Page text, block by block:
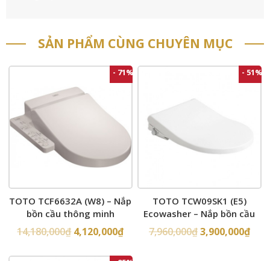
SẢN PHẨM CÙNG CHUYÊN MỤC
- 71%
TOTO TCF6632A (W8) – Nắp
bồn cầu thông minh
14,180,000₫ 4,120,000₫
- 51%
TOTO TCW09SK1 (E5)
Ecowasher – Nắp bồn cầu
rửa cơ
7,960,000₫3,900,000₫